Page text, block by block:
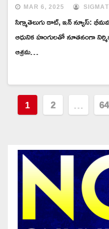
MAR 6, 2025
సిగ్మాతెలుగు డాట్, ఇన్ న్యూస్:
ఆధునిక హంగులతో నూతనంగా
ఆశ్రమ…
Posts
1 2 … 64